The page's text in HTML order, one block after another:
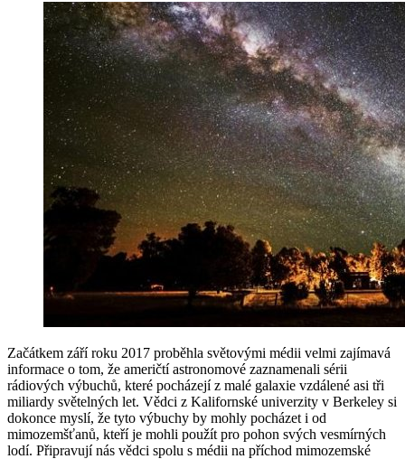
Začátkem září roku 2017 proběhla světovými médii velmi zajímavá
informace o tom, že američtí astronomové zaznamenali sérii
rádiových výbuchů, které pocházejí z malé galaxie vzdálené asi tři
miliardy světelných let. Vědci z Kalifornské univerzity v Berkeley si
dokonce myslí, že tyto výbuchy by mohly pocházet i od
mimozemšťanů, kteří je mohli použít pro pohon svých vesmírných
lodí. Připravují nás vědci spolu s médii na příchod mimozemské